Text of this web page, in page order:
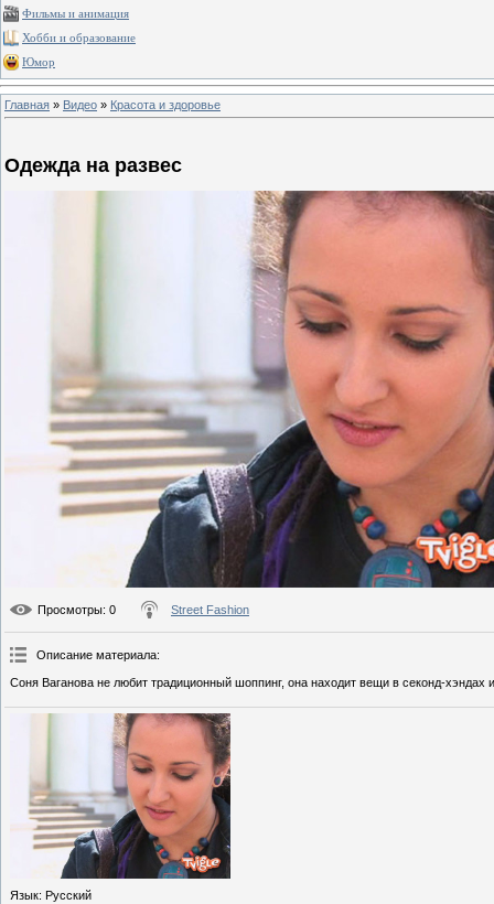
Фильмы и анимация
Хобби и образование
Юмор
Главная » Видео » Красота и здоровье
Одежда на развес
Просмотры: 0 Street Fashion
Описание материала:
Соня Ваганова не любит традиционный шоппинг, она находит вещи в секонд-хэндах
Язык: Русский